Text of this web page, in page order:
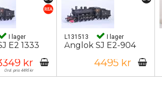
I lager
E2 1333
kr
Ord. pris 4495 kr
L131513 I lager
Ånglok SJ E2-904
4495 kr